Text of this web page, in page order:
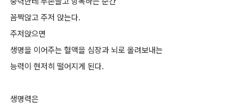
꼼짝않고 주저 앉는다.
주저앉으면
생명을 이어주는 혈액을 심장과 뇌로 올려보내는
능력이 현저히 떨어지게 된다.
생명력은